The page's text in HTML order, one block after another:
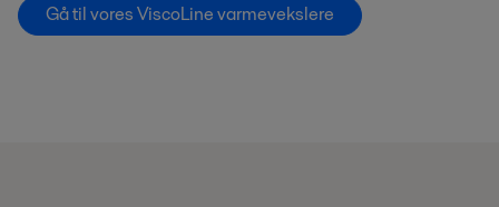
Gå til vores ViscoLine varmevekslere